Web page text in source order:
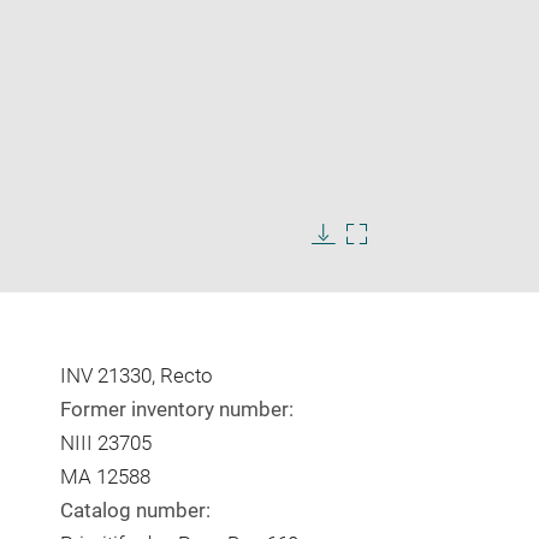
INV 21330, Recto
Former inventory number:
NIII 23705
MA 12588
Catalog number: